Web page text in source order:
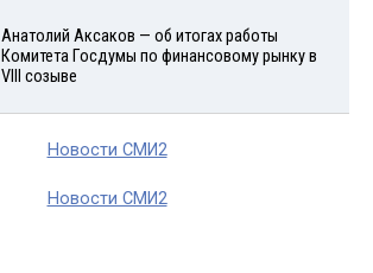
Анатолий Аксаков — об итогах работы
Комитета Госдумы по финансовому рынку в
VIII созыве
Новости СМИ2
Новости СМИ2